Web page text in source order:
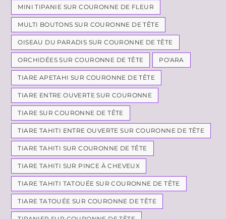
MINI TIPANIE SUR COURONNE DE FLEUR
MULTI BOUTONS SUR COURONNE DE TÊTE
OISEAU DU PARADIS SUR COURONNE DE TÊTE
ORCHIDÉES SUR COURONNE DE TÊTE PO'ARA
TIARE APETAHI SUR COURONNE DE TÊTE
TIARE ENTRE OUVERTE SUR COURONNE
TIARE SUR COURONNE DE TÊTE
TIARE TAHITI ENTRE OUVERTE SUR COURONNE DE TÊTE
TIARE TAHITI SUR COURONNE DE TÊTE
TIARE TAHITI SUR PINCE À CHEVEUX
TIARE TAHITI TATOUÉE SUR COURONNE DE TÊTE
TIARE TATOUÉE SUR COURONNE DE TÊTE